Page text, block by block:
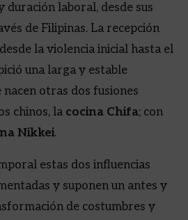
duración laboral, desde sus
de Filipinas. La recepción
la violencia inicial hasta el
una larga y estable
nacen otras dos fusiones
chinos, la cocina Chifa; con
Nikkei.
estas dos influencias
y suponen un antes y
de costumbres y